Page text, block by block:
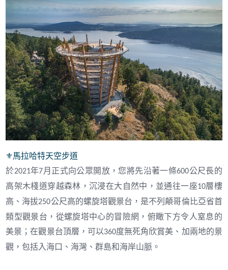
⚜︎馬拉哈特天空步道
於2021年7月正式向公眾開放，您將先沿著一條600公尺長的
高架木棧道穿越森林，沉浸在大自然中，並通往一座10層樓
高、海拔250公尺高的螺旋塔觀景台，是不列顛哥倫比亞省首
類型觀景台，從螺旋塔中心的冒險網，俯瞰下方令人窒息的
美景；在觀景台頂層，可以360度無死角欣賞美、加兩地的景
觀，包括入海口、海灣、群島和海岸山脈。